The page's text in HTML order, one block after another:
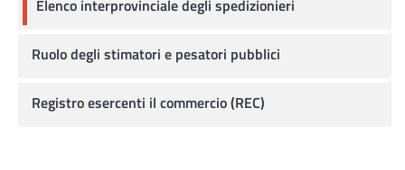
Elenco interprovinciale degli spedizionieri
Ruolo degli stimatori e pesatori pubblici
Registro esercenti il commercio (REC)